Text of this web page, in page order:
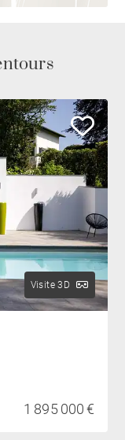
Visite 3D
1 895 000 €